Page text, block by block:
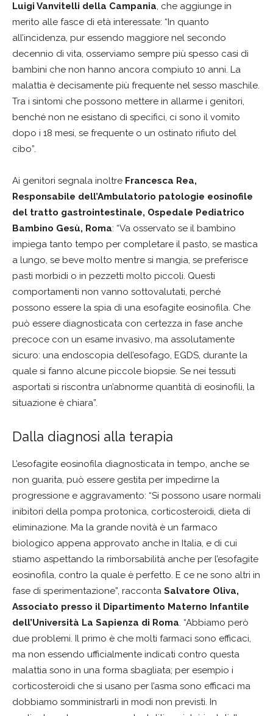
Luigi Vanvitelli della Campania, che aggiunge in
merito alle fasce di età interessate: “In quanto
all’incidenza, pur essendo maggiore nel secondo
decennio di vita, osserviamo sempre più spesso casi di
bambini che non hanno ancora compiuto 10 anni. La
malattia è decisamente più frequente nel sesso maschile.
Tra i sintomi che possono mettere in allarme i genitori,
benché non ne esistano di specifici, ci sono il vomito
dopo i 18 mesi, se frequente o un ostinato rifiuto del
cibo”.
Ai genitori segnala inoltre Francesca Rea,
Responsabile dell’Ambulatorio patologie eosinofile
del tratto gastrointestinale, Ospedale Pediatrico
Bambino Gesù, Roma: “Va osservato se il bambino
impiega tanto tempo per completare il pasto, se mastica
a lungo, se beve molto mentre si mangia, se preferisce
pasti morbidi o in pezzetti molto piccoli. Questi
comportamenti non vanno sottovalutati, perché
possono essere la spia di una esofagite eosinofila. Che
può essere diagnosticata con certezza in fase anche
precoce con un esame invasivo, ma assolutamente
sicuro: una endoscopia dell’esofago, EGDS, durante la
quale si fanno alcune piccole biopsie. Se nei tessuti
asportati si riscontra un’abnorme quantità di eosinofili, la
situazione è chiara”.
Dalla diagnosi alla terapia
L’esofagite eosinofila diagnosticata in tempo, anche se
non guarita, può essere gestita per impedirne la
progressione e aggravamento: “Si possono usare normali
inibitori della pompa protonica, corticosteroidi, dieta di
eliminazione. Ma la grande novità è un farmaco
biologico appena approvato anche in Italia, e di cui
stiamo aspettando la rimborsabilità anche per l’esofagite
eosinofila, contro la quale è perfetto. E ce ne sono altri in
fase di sperimentazione”, racconta Salvatore Oliva,
Associato presso il Dipartimento Materno Infantile
dell’Università La Sapienza di Roma. “Abbiamo però
due problemi. Il primo è che molti farmaci sono efficaci,
ma non essendo ufficialmente indicati contro questa
malattia sono in una forma sbagliata; per esempio i
corticosteroidi che si usano per l’asma sono efficaci ma
dobbiamo somministrarli in modi non previsti. In